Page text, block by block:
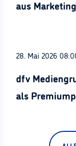
aus
28. Mai 2026
dfv
als